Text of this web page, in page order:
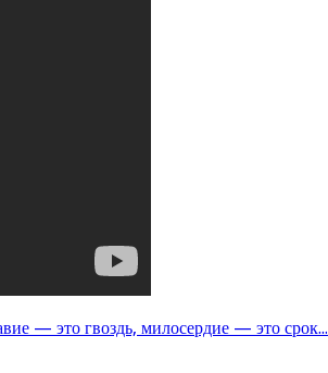
— это гвоздь, милосердие — это срок...